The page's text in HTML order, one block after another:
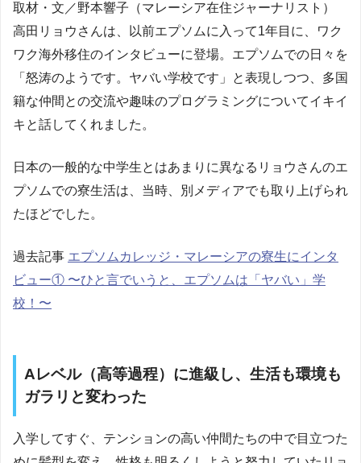
取材・文／野本響子（マレーシア在住ジャーナリスト）
高田リョウさんは、以前エプソムに入って1年目に、ワク
ワク海外移住のインタビューに登場。エプソムでの日々を
「怒涛のようです。ヤバい学校です」と表現しつつ、多国
籍な仲間との交流や趣味のプログラミングについてイキイ
キと話してくれました。
日本の一般的な中学生とはあまりに異なるリョウさんのエ
プソムでの寮生活は、当時、別メディアでも取り上げられ
たほどでした。
過去記事 エプソムカレッジ・マレーシアの寮生にインタ
ビュー① 〜ひと言でいうと、エプソムは「ヤバい」学
校！〜
Aレベル（高等過程）に進級し、生活も環境も
ガラリと変わった
入学してすぐ、テンションの高い仲間たちの中で目立つた